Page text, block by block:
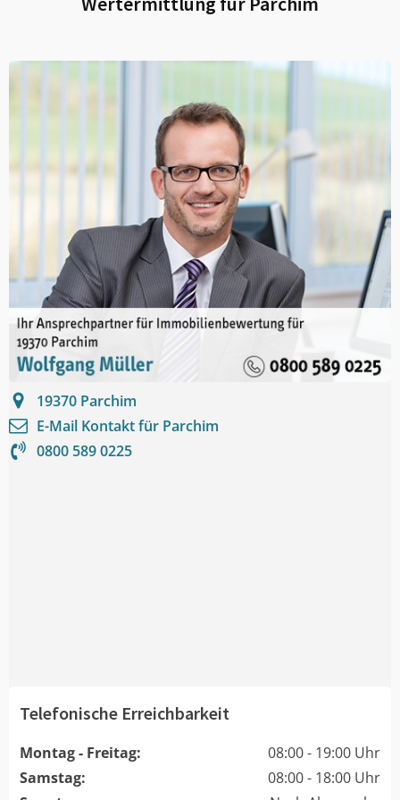
19370 Parchim
E-Mail Kontakt für Parchim
0800 589 0225
Telefonische Erreichbarkeit
Montag - Freitag:
08:00 - 19:00 Uhr
Samstag:
08:00 - 18:00 Uhr